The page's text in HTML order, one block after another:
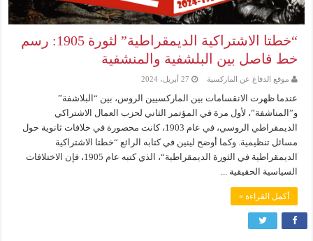
“خطتا الاشتراكية الديمقراطية” لثورة 1905: رسم
خط فاصل بين البلشفية والمنشفية
موقع الدفاع عن الماركسية 27 أبريل، 2024
عندما ظهرت الانقسامات بين الماركسيين الروس، بين “البلاشفة”
و”المناشفة”، لأول مرة في المؤتمر الثاني لحزب العمال الاشتراكي
الديمقراطي الروسي، في عام 1903، كانت محصورة في خلافات ثانوية حول
مسائل تنظيمية. وكما أوضح لينين في كتابه الرائع “خطتا الاشتراكية
الديمقراطية في الثورة الديمقراطية“، الذي كتبه عام 1905، فإن الاختلافات
السياسية الحقيقية ...
أكمل القراءة »